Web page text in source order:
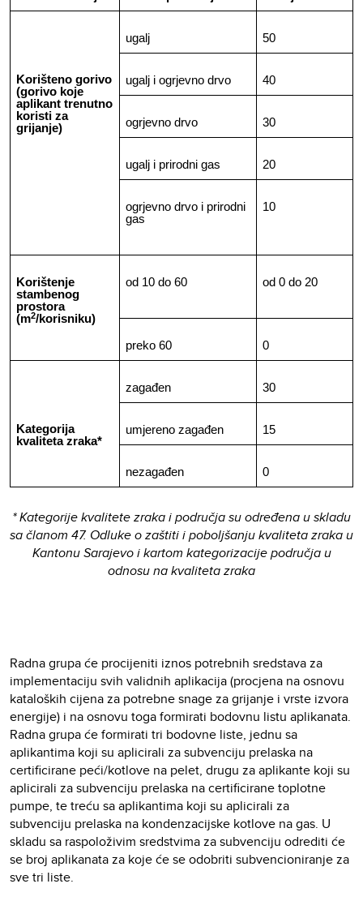
Korišteno gorivo
(gorivo koje
aplikant trenutno
koristi za
grijanje)
ugalj 50
ugalj i ogrjevno drvo 40
ogrjevno drvo 30
ugalj i prirodni gas 20
ogrjevno drvo i prirodni
gas
10
Korištenje
stambenog
prostora
(m2/korisniku)
od 10 do 60 od 0 do 20
preko 60 0
Kategorija
kvaliteta zraka*
zagađen 30
umjereno zagađen 15
nezagađen 0
* Kategorije kvalitete zraka i područja su određena u skladu
sa članom 47. Odluke o zaštiti i poboljšanju kvaliteta zraka u
Kantonu Sarajevo i kartom kategorizacije područja u
odnosu na kvaliteta zraka
Radna grupa će procijeniti iznos potrebnih sredstava za
implementaciju svih validnih aplikacija (procjena na osnovu
kataloških cijena za potrebne snage za grijanje i vrste izvora
energije) i na osnovu toga formirati bodovnu listu aplikanata.
Radna grupa će formirati tri bodovne liste, jednu sa
aplikantima koji su aplicirali za subvenciju prelaska na
certificirane peći/kotlove na pelet, drugu za aplikante koji su
aplicirali za subvenciju prelaska na certificirane toplotne
pumpe, te treću sa aplikantima koji su aplicirali za
subvenciju prelaska na kondenzacijske kotlove na gas. U
skladu sa raspoloživim sredstvima za subvenciju odrediti će
se broj aplikanata za koje će se odobriti subvencioniranje za
sve tri liste.